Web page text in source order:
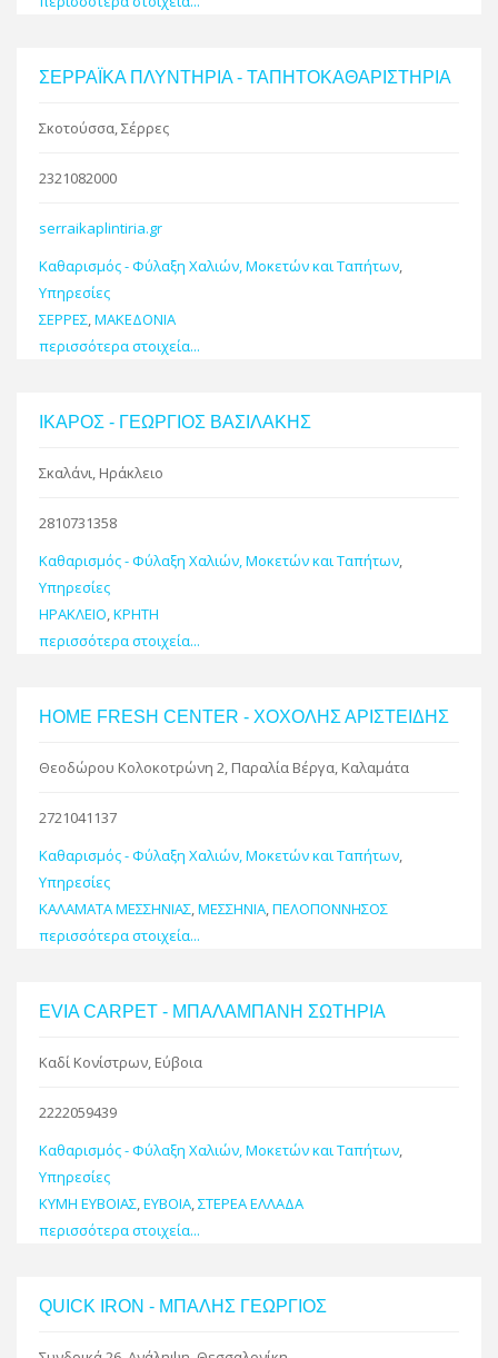
ΣΕΡΡΑΪΚΑ ΠΛΥΝΤΗΡΙΑ - ΤΑΠΗΤΟΚΑΘΑΡΙΣΤΗΡΙΑ
Σκοτούσσα, Σέρρες
2321082000
serraikaplintiria.gr
Καθαρισμός - Φύλαξη Χαλιών, Μοκετών και Ταπήτων,
Υπηρεσίες
ΣΕΡΡΕΣ,ΜΑΚΕΔΟΝΙΑ
περισσότερα στοιχεία...
ΙΚΑΡΟΣ - ΓΕΩΡΓΙΟΣ ΒΑΣΙΛΑΚΗΣ
Σκαλάνι, Ηράκλειο
2810731358
Καθαρισμός - Φύλαξη Χαλιών, Μοκετών και Ταπήτων,
Υπηρεσίες
ΗΡΑΚΛΕΙΟ,ΚΡΗΤΗ
περισσότερα στοιχεία...
HOME FRESH CENTER - ΧΟΧΟΛΗΣ ΑΡΙΣΤΕΙΔΗΣ
Θεοδώρου Κολοκοτρώνη 2, Παραλία Βέργα, Καλαμάτα
2721041137
Καθαρισμός - Φύλαξη Χαλιών, Μοκετών και Ταπήτων,
Υπηρεσίες
ΚΑΛΑΜΑΤΑ ΜΕΣΣΗΝΙΑΣ,ΜΕΣΣΗΝΙΑ,ΠΕΛΟΠΟΝΝΗΣΟΣ
περισσότερα στοιχεία...
EVIA CARPET - ΜΠΑΛΑΜΠΑΝΗ ΣΩΤΗΡΙΑ
Καδί Κονίστρων, Εύβοια
2222059439
Καθαρισμός - Φύλαξη Χαλιών, Μοκετών και Ταπήτων,
Υπηρεσίες
ΚΥΜΗ ΕΥΒΟΙΑΣ,ΕΥΒΟΙΑ,ΣΤΕΡΕΑ ΕΛΛΑΔΑ
περισσότερα στοιχεία...
QUICK IRON - ΜΠΑΛΗΣ ΓΕΩΡΓΙΟΣ